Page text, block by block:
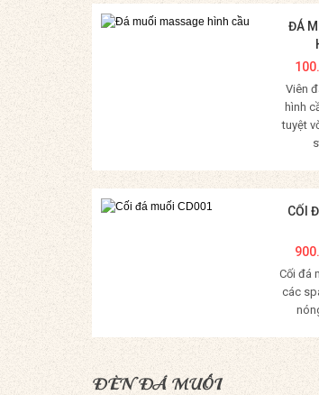
ĐÁ
Viên
hình
tuyệt
CỐI
Cối đá
các
ĐÈN ĐÁ MUỐI